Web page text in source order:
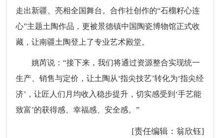
走出新疆、亮相全国舞台。合作社创作的“石榴籽心连
心”主题土陶作品，更被景德镇中国陶瓷博物馆正式收
藏，让南疆土陶登上了专业艺术殿堂。
姚芮说：“接下来，我们将通过资源整合实现统一
生产、销售与定价，让土陶从‘指尖技艺’转化为‘指尖经
济’，让匠人们月均收入稳步提升，切实感受到‘手艺能
致富’的获得感、幸福感、安全感。”
[责任编辑：翁欣钰]